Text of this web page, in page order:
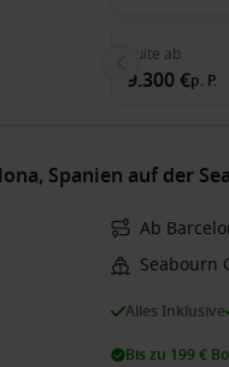
Suite ab
9.300 €p. P.
Spanien auf der
Ab
Seabourn
Alles Inklusive
Bis zu 199 €